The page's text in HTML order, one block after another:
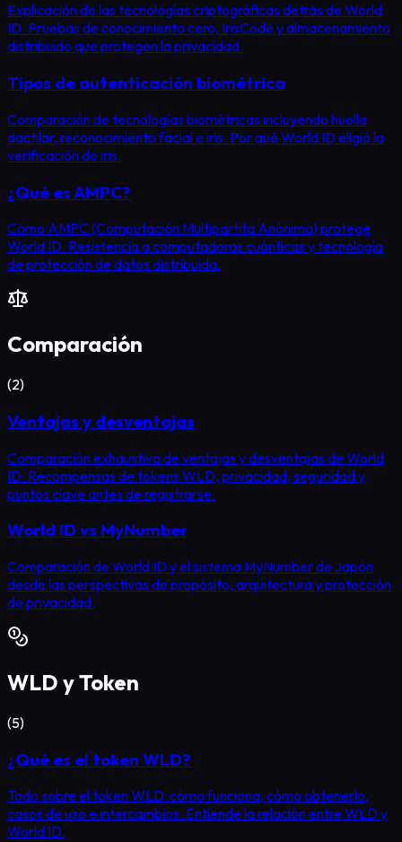
Explicación de las tecnologías criptográficas detrás de World
ID. Pruebas de conocimiento cero, IrisCode y almacenamiento
distribuido que protegen la privacidad.
Tipos de autenticación biométrica
Comparación de tecnologías biométricas incluyendo huella
dactilar, reconocimiento facial e iris. Por qué World ID eligió la
verificación de iris.
¿Qué es AMPC?
Cómo AMPC (Computación Multipartita Anónima) protege
World ID. Resistencia a computadoras cuánticas y tecnología
de protección de datos distribuida.
Comparación
(2)
Ventajas y desventajas
Comparación exhaustiva de ventajas y desventajas de World
ID. Recompensas de tokens WLD, privacidad, seguridad y
puntos clave antes de registrarse.
World ID vs MyNumber
Comparación de World ID y el sistema MyNumber de Japón
desde las perspectivas de propósito, arquitectura y protección
de privacidad.
WLD y Token
(5)
¿Qué es el token WLD?
Todo sobre el token WLD: cómo funciona, cómo obtenerlo,
casos de uso e intercambios. Entiende la relación entre WLD y
World ID.